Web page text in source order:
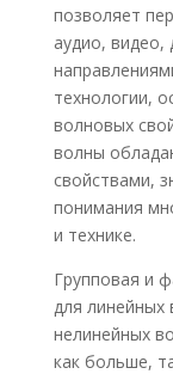
позволяет
аудио, видео,
технологии,
волновых
волны
свойствами,
понимания
и технике.
Групповая и
для линейных
нелинейных
как больше,